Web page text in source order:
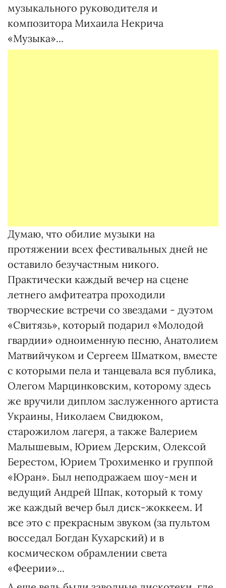
музыкального руководителя и
композитора Михаила Некрича
«Музыка»...
Думаю, что обилие музыки на
протяжении всех фестивальных дней не
оставило безучастным никого.
Практически каждый вечер на сцене
летнего амфитеатра проходили
творческие встречи со звездами - дуэтом
«Свитязь», который подарил «Молодой
гвардии» одноименную песню, Анатолием
Матвийчуком и Сергеем Шматком, вместе
с которыми пела и танцевала вся публика,
Олегом Марцинковским, которому здесь
же вручили диплом заслуженного артиста
Украины, Николаем Свидюком,
старожилом лагеря, а также Валерием
Малышевым, Юрием Дерским, Олексой
Берестом, Юрием Трохименко и группой
«Юран». Был неподражаем шоу-мен и
ведущий Андрей Шпак, который к тому
же каждый вечер был диск-жоккеем. И
все это с прекрасным звуком (за пультом
восседал Богдан Кухарский) и в
космическом обрамлении света
«Феерии»...